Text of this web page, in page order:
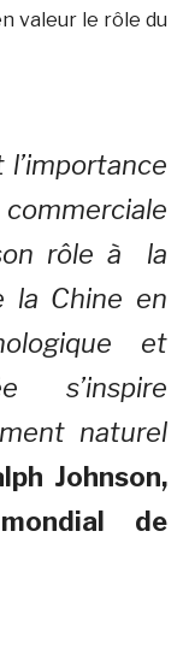
valeur le rôle du
rôle à la
la Chine en
et
s’inspire
naturel
Johnson,
de